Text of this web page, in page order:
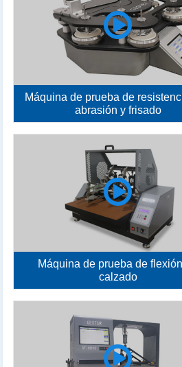
Máquina de prueba de
abrasión y frisado
Máquina de prueba de
calzado